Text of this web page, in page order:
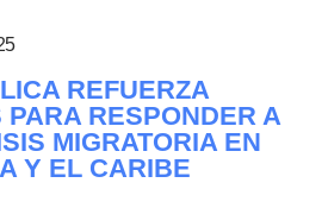
REFUERZA
PARA RESPONDER A
MIGRATORIA EN
Y EL CARIBE